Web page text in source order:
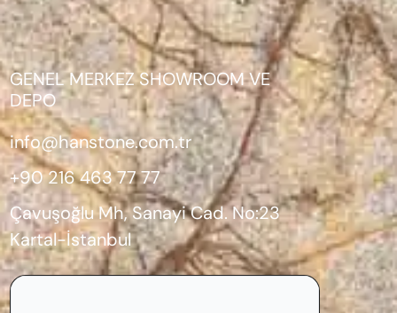
GENEL MERKEZ SHOWROOM VE
DEPO
info@hanstone.com.tr
+90 216 463 77 77
Çavuşoğlu Mh, Sanayi Cad. No:23
Kartal-İstanbul